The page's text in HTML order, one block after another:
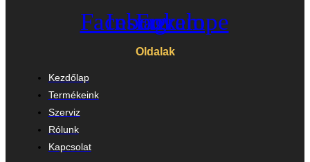
Facebook
Instagram
Envelope
Oldalak
Kezdőlap
Termékeink
Szerviz
Rólunk
Kapcsolat